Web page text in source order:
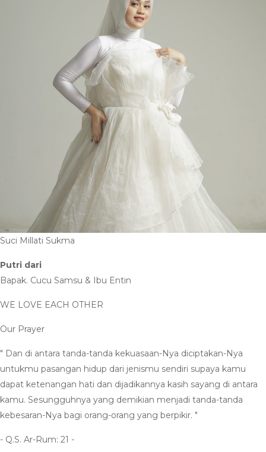
Suci Millati Sukma
Putri dari
Bapak. Cucu Samsu & Ibu Entin
WE LOVE EACH OTHER
Our Prayer
" Dan di antara tanda-tanda kekuasaan-Nya diciptakan-Nya
untukmu pasangan hidup dari jenismu sendiri supaya kamu
dapat ketenangan hati dan dijadikannya kasih sayang di antara
kamu. Sesungguhnya yang demikian menjadi tanda-tanda
kebesaran-Nya bagi orang-orang yang berpikir. "
- Q.S. Ar-Rum: 21 -